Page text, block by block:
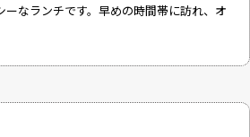
ーなランチです。早めの時間帯に訪れ、オ